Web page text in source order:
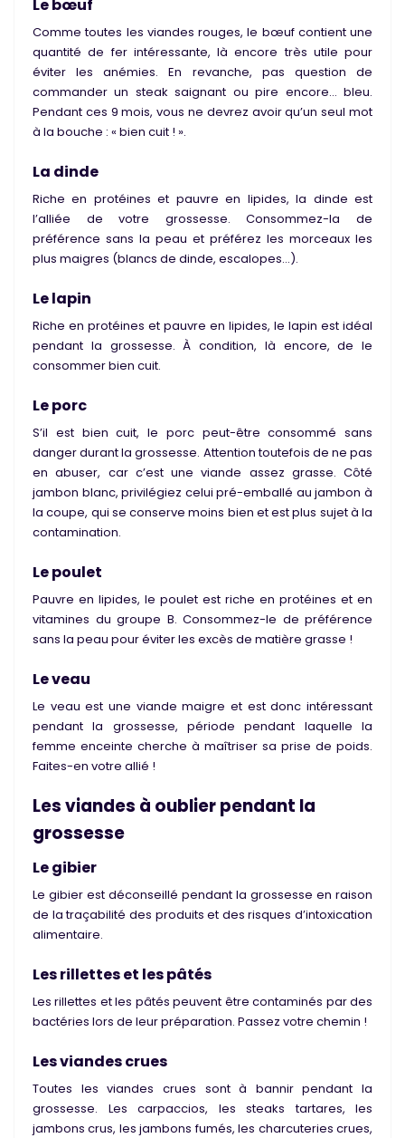
Le bœuf
Comme toutes les viandes rouges, le bœuf contient une
quantité de fer intéressante, là encore très utile pour
éviter les anémies. En revanche, pas question de
commander un steak saignant ou pire encore… bleu.
Pendant ces 9 mois, vous ne devrez avoir qu’un seul mot
à la bouche : « bien cuit ! ».
La dinde
Riche en protéines et pauvre en lipides, la dinde est
l’alliée de votre grossesse. Consommez-la de
préférence sans la peau et préférez les morceaux les
plus maigres (blancs de dinde, escalopes...).
Le lapin
Riche en protéines et pauvre en lipides, le lapin est idéal
pendant la grossesse. À condition, là encore, de le
consommer bien cuit.
Le porc
S’il est bien cuit, le porc peut-être consommé sans
danger durant la grossesse. Attention toutefois de ne pas
en abuser, car c’est une viande assez grasse. Côté
jambon blanc, privilégiez celui pré-emballé au jambon à
la coupe, qui se conserve moins bien et est plus sujet à la
contamination.
Le poulet
Pauvre en lipides, le poulet est riche en protéines et en
vitamines du groupe B. Consommez-le de préférence
sans la peau pour éviter les excès de matière grasse !
Le veau
Le veau est une viande maigre et est donc intéressant
pendant la grossesse, période pendant laquelle la
femme enceinte cherche à maîtriser sa prise de poids.
Faites-en votre allié !
Les viandes à oublier pendant la
grossesse
Le gibier
Le gibier est déconseillé pendant la grossesse en raison
de la traçabilité des produits et des risques d’intoxication
alimentaire.
Les rillettes et les pâtés
Les rillettes et les pâtés peuvent être contaminés par des
bactéries lors de leur préparation. Passez votre chemin !
Les viandes crues
Toutes les viandes crues sont à bannir pendant la
grossesse. Les carpaccios, les steaks tartares, les
jambons crus, les jambons fumés, les charcuteries crues,